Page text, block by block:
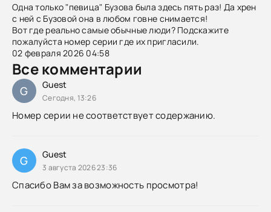
Одна только "певица" Бузова была здесь пять раз! Да хрен
с ней с Бузовой она в любом говне снимается!
Вот где реально самые обычные люди? Подскажите
пожалуйста номер серии где их пригласили.
02 февраля 2026 04:58
Все комментарии
G Guest
Сегодня, 13:26
Номер серии не соответствует содержанию.
G Guest
3 августа 2026 23:36
Спасибо Вам за возможность просмотра!